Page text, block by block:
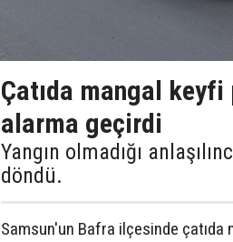
Çatıda mangal
alarma geçirdi
Yangın olmadığı
döndü.
Samsun'un Bafra ilçesinde